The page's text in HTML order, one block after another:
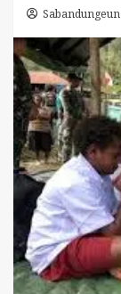
Sabandungeun